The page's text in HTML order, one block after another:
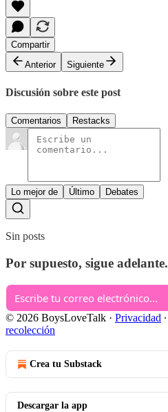
Compartir
Anterior
Siguiente
Discusión sobre este post
Comentarios Restacks
Lo mejor de Último Debates
Sin posts
Por supuesto, sigue adelante.
© 2026 BoysLoveTalk · Privacidad ∙
recolección
Crea tu Substack
Descargar la app